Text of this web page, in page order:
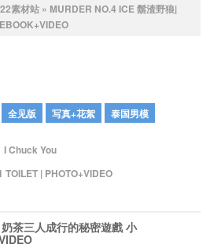
素材站» MURDER NO.4 ICE 鬍渣野狼|
EBOOK+VIDEO
全见版 写真+花絮 泰国男模
I Chuck You
TOILET | PHOTO+VIDEO
茶三人成行的秘密遊戲 小